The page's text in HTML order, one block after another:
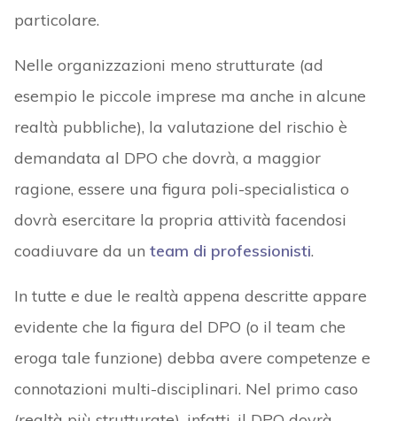
particolare.
Nelle organizzazioni meno strutturate (ad
esempio le piccole imprese ma anche in alcune
realtà pubbliche), la valutazione del rischio è
demandata al DPO che dovrà, a maggior
ragione, essere una figura poli-specialistica o
dovrà esercitare la propria attività facendosi
coadiuvare da un team di professionisti.
In tutte e due le realtà appena descritte appare
evidente che la figura del DPO (o il team che
eroga tale funzione) debba avere competenze e
connotazioni multi-disciplinari. Nel primo caso